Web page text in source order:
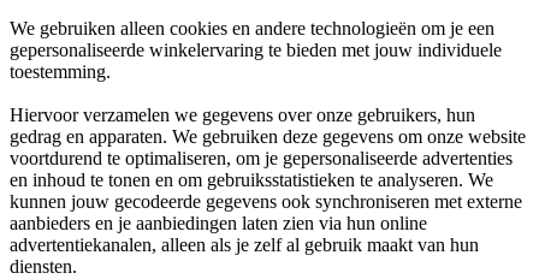
We gebruiken alleen cookies en andere technologieën om je een
gepersonaliseerde winkelervaring te bieden met jouw individuele
toestemming.
Hiervoor verzamelen we gegevens over onze gebruikers, hun
gedrag en apparaten. We gebruiken deze gegevens om onze website
voortdurend te optimaliseren, om je gepersonaliseerde advertenties
en inhoud te tonen en om gebruiksstatistieken te analyseren. We
kunnen jouw gecodeerde gegevens ook synchroniseren met externe
aanbieders en je aanbiedingen laten zien via hun online
advertentiekanalen, alleen als je zelf al gebruik maakt van hun
diensten.